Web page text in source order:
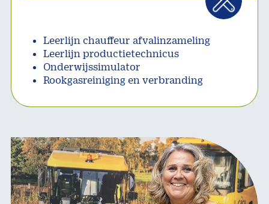
Leerlijn chauffeur afvalinzameling
Leerlijn productietechnicus
Onderwijssimulator
Rookgasreiniging en verbranding